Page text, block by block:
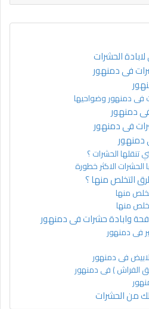
الحشرات
فى دمنهور
فى دمنهور وضواحيها
دمنهور
فى دمنهور
دمنهور
تنقلها الحشرات ؟
الحشرات الاكثر خطورة
التخلص منها ؟
منها
منها
وابادة حشرات فى دمنهور
فى دمنهور
فى دمنهور
الفراش ) فى دمنهور
من الحشرات